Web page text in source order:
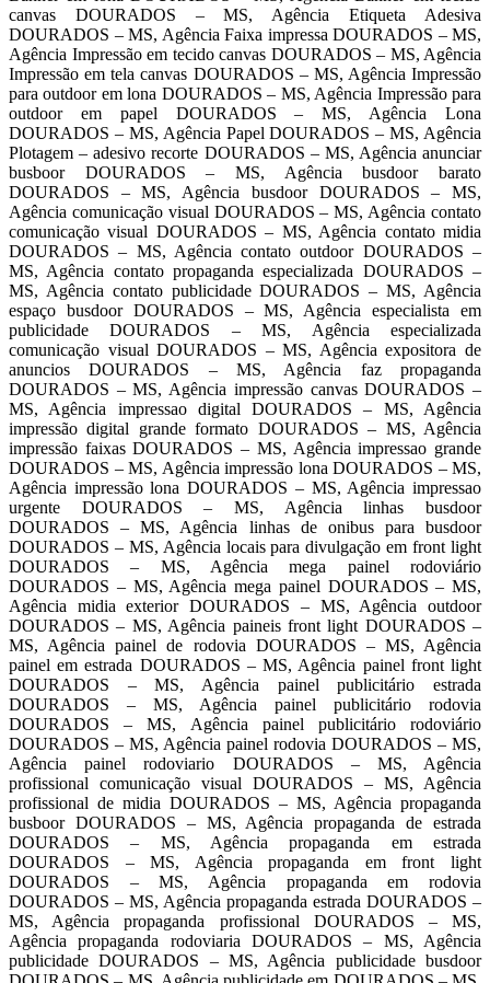
canvas DOURADOS – MS, Agência Etiqueta Adesiva
DOURADOS – MS, Agência Faixa impressa DOURADOS – MS,
Agência Impressão em tecido canvas DOURADOS – MS, Agência
Impressão em tela canvas DOURADOS – MS, Agência Impressão
para outdoor em lona DOURADOS – MS, Agência Impressão para
outdoor em papel DOURADOS – MS, Agência Lona
DOURADOS – MS, Agência Papel DOURADOS – MS, Agência
Plotagem – adesivo recorte DOURADOS – MS, Agência anunciar
busboor DOURADOS – MS, Agência busdoor barato
DOURADOS – MS, Agência busdoor DOURADOS – MS,
Agência comunicação visual DOURADOS – MS, Agência contato
comunicação visual DOURADOS – MS, Agência contato midia
DOURADOS – MS, Agência contato outdoor DOURADOS –
MS, Agência contato propaganda especializada DOURADOS –
MS, Agência contato publicidade DOURADOS – MS, Agência
espaço busdoor DOURADOS – MS, Agência especialista em
publicidade DOURADOS – MS, Agência especializada
comunicação visual DOURADOS – MS, Agência expositora de
anuncios DOURADOS – MS, Agência faz propaganda
DOURADOS – MS, Agência impressão canvas DOURADOS –
MS, Agência impressao digital DOURADOS – MS, Agência
impressão digital grande formato DOURADOS – MS, Agência
impressão faixas DOURADOS – MS, Agência impressao grande
DOURADOS – MS, Agência impressão lona DOURADOS – MS,
Agência impressão lona DOURADOS – MS, Agência impressao
urgente DOURADOS – MS, Agência linhas busdoor
DOURADOS – MS, Agência linhas de onibus para busdoor
DOURADOS – MS, Agência locais para divulgação em front light
DOURADOS – MS, Agência mega painel rodoviário
DOURADOS – MS, Agência mega painel DOURADOS – MS,
Agência midia exterior DOURADOS – MS, Agência outdoor
DOURADOS – MS, Agência paineis front light DOURADOS –
MS, Agência painel de rodovia DOURADOS – MS, Agência
painel em estrada DOURADOS – MS, Agência painel front light
DOURADOS – MS, Agência painel publicitário estrada
DOURADOS – MS, Agência painel publicitário rodovia
DOURADOS – MS, Agência painel publicitário rodoviário
DOURADOS – MS, Agência painel rodovia DOURADOS – MS,
Agência painel rodoviario DOURADOS – MS, Agência
profissional comunicação visual DOURADOS – MS, Agência
profissional de midia DOURADOS – MS, Agência propaganda
busboor DOURADOS – MS, Agência propaganda de estrada
DOURADOS – MS, Agência propaganda em estrada
DOURADOS – MS, Agência propaganda em front light
DOURADOS – MS, Agência propaganda em rodovia
DOURADOS – MS, Agência propaganda estrada DOURADOS –
MS, Agência propaganda profissional DOURADOS – MS,
Agência propaganda rodoviaria DOURADOS – MS, Agência
publicidade DOURADOS – MS, Agência publicidade busdoor